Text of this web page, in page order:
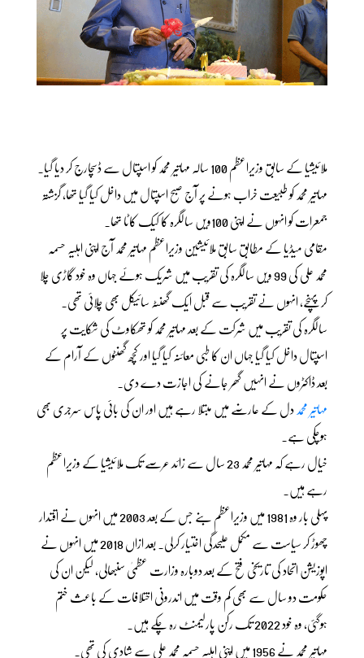
ملائیشیا کے سابق وزیراعظم 100 سالہ مہاتیر محمد کو اسپتال سے ڈسچارج کر دیا گیا۔
مہاتیر محمد کو طبیعت خراب ہونے پر آج صبح اسپتال میں داخل کیا گیا تھا، گزشتہ
جمعرات کو انہوں نے اپنی 100ویں سالگرہ کا کیک کاٹا تھا۔
مقامی میڈیا کے مطابق سابق ملائیشین وزیراعظم مہاتیر محمد آج اپنی اہلیہ حسمہ
محمد علی کی 99 ویں سالگرہ کی تقریب میں شریک ہوئے جہاں وہ خود گاڑی چلا
کر پہنچے، انہوں نے تقریب سے قبل ایک گھنٹہ سائیکل بھی چلائی تھی۔
سالگرہ کی تقریب میں شرکت کے بعد مہاتیر محمد کو تھکاوٹ کی شکایت پر
اسپتال داخل کیا گیا جہاں ان کا طبی معائنہ کیا گیا اور کچھ گھنٹوں کے آرام کے
بعد ڈاکٹروں نے انہیں گھر جانے کی اجازت دے دی۔
مہاتیر محمددل کے عارضے میں مبتلا رہے ہیں اور ان کی بائی پاس سرجری بھی
ہوچکی ہے۔
خیال رہے کہ مہاتیر محمد 23 سال سے زائد عرصے تک ملائیشیا کے وزیراعظم
رہے ہیں۔
پہلی بار وہ 1981 میں وزیراعظم بنے جس کے بعد 2003 میں انہوں نے اقتدار
چھوڑ کر سیاست سے مکمل علیحدگی اختیار کرلی۔ بعد ازاں 2018 میں انہوں نے
اپوزیشن اتحاد کی تاریخی فتح کے بعد دوبارہ وزارت عظمیٰ سنبھالی، لیکن ان کی
حکومت دو سال سے بھی کم وقت میں اندرونی اختلافات کے باعث ختم
ہوگئی، وہ خود 2022 تک رکن پارلیمنٹ رہ چکے ہیں۔
مہاتیر محمد نے 1956 میں اپنی اہلیہ حسمہ محمد علی سے شادی کی تھی۔